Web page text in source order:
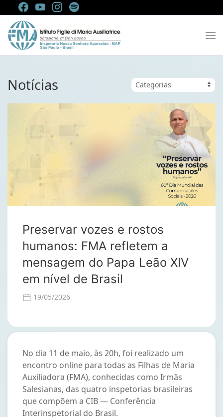
Notícias
Preservar vozes e rostos
humanos: FMA refletem a
mensagem do Papa Leão XIV
em nível de Brasil
19/05/2026
No dia 11 de maio, às 20h, foi realizado um
encontro online para todas as Filhas de Maria
Auxiliadora (FMA), conhecidas como Irmãs
Salesianas, das quatro inspetorias brasileiras
que compõem a CIB — Conferência
Interinspetorial do Brasil.